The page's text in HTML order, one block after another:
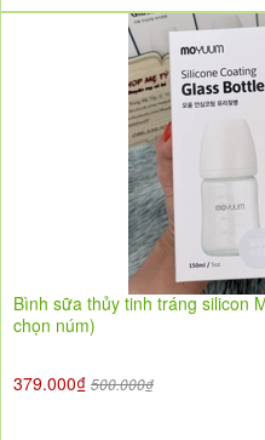
Bình sữa thủy tinh tráng silicon
chọn núm)
379.000₫ 500.000₫